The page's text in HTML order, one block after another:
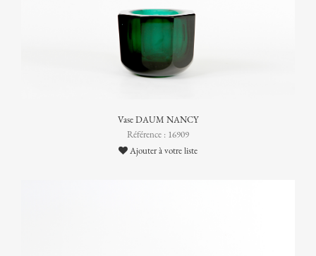
Vase DAUM NANCY
Référence : 16909
Ajouter à votre liste